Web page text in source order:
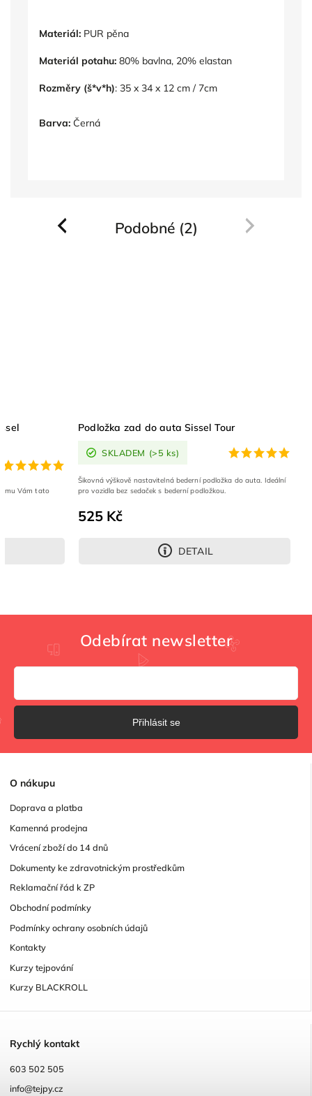
Materiál: PUR pěna
Materiál potahu: 80% bavlna, 20% elastan
Rozměry (š*v*h): 35 x 34 x 12 cm / 7cm
Barva: Černá
Podobné (2)
Previous
Vám tato
Podložka zad do auta Sissel Tour
SKLADEM (>5 ks)
525 Kč
DETAIL
Šikovná výškově nastavitelná bederní podložka do auta. Ideální
pro vozidla bez sedaček s bederní podložkou.
Next
O nákupu
Doprava a platba
Kamenná prodejna
Vrácení zboží do 14 dnů
Dokumenty ke zdravotnickým prostředkům
Reklamační řád k ZP
Obchodní podmínky
Podmínky ochrany osobních údajů
Kontakty
Kurzy tejpování
Kurzy BLACKROLL
Rychlý kontakt
603 502 505
info@tejpy.cz
Odebírat newsletter
Přihlásit se